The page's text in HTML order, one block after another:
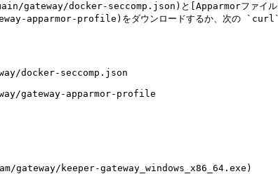
gateway/docker-seccomp.json)と[Apparmorファイル]
profile)をダウンロードするか、次の `curl`
docker-seccomp.json
gateway-apparmor-profile
gateway/keeper-gateway_windows_x86_64.exe)